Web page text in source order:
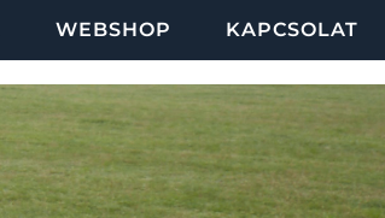
WEBSHOP KAPCSOLAT